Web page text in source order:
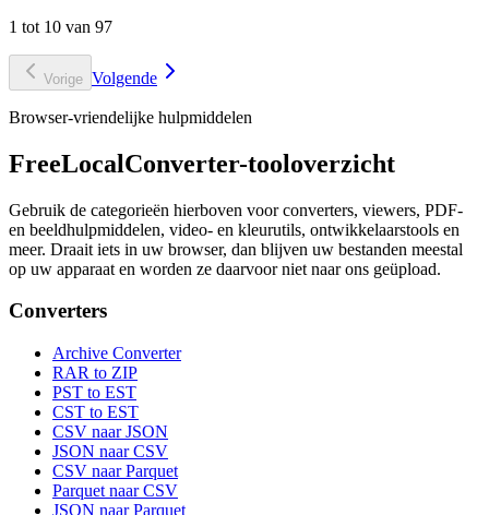
1 tot 10 van 97
Vorige Volgende
Browser-vriendelijke hulpmiddelen
FreeLocalConverter-tooloverzicht
Gebruik de categorieën hierboven voor converters, viewers, PDF-
en beeldhulpmiddelen, video- en kleurutils, ontwikkelaarstools en
meer. Draait iets in uw browser, dan blijven uw bestanden meestal
op uw apparaat en worden ze daarvoor niet naar ons geüpload.
Converters
Archive Converter
RAR to ZIP
PST to EST
CST to EST
CSV naar JSON
JSON naar CSV
CSV naar Parquet
Parquet naar CSV
JSON naar Parquet